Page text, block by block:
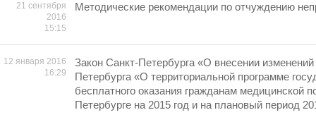
21 сентября
2016
15:15
Методические рекомендации по отчуждению
12 января 2016
16:29
Закон Санкт-Петербурга «О внесении изменений
Петербурга «О территориальной программе
бесплатного оказания гражданам медицинской
Петербурге на 2015 год и на плановый период